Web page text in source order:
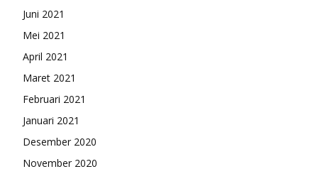
Juni 2021
Mei 2021
April 2021
Maret 2021
Februari 2021
Januari 2021
Desember 2020
November 2020